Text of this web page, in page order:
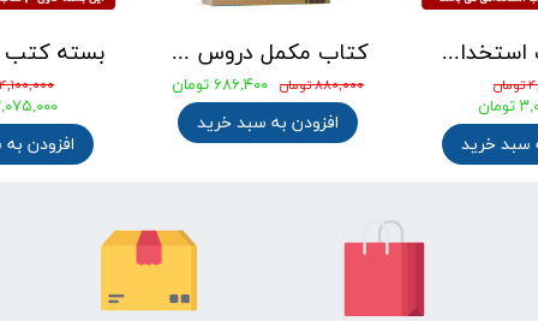
۴,۱۰۰,۰۰۰ تومان
۳,۰۷۵,۰۰۰
افزودن
کتاب مکمل دروس حیطه عمومی ویژه آزمون استخدامی آموزش و پرورش 1405 نشر چهارخونه
۸۸۰,۰۰۰ تومان ۶۸۶,۴۰۰ تومان
افزودن به سبد خرید
بسته کتب استخدامی دبیری علوم تجربی - شیمی آزمون آموزش و پرورش 1405
سبد خرید